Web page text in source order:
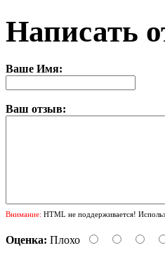
Написать
Ваше Имя:
Ваш отзыв:
Внимание: HTML не поддерживается!
Оценка: Плохо